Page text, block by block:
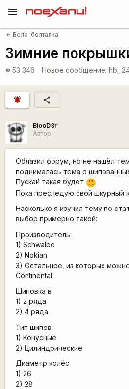
menu
arrow_back Вело-болталка
Зимние
visibility 53 346 Новое сообщение: hb_
notifications_active share
BlooD3r
Автор
Облазил форум, но не нашёл
поднималась тема о
Пускай такая будет
:)
Пока преследую свой шкурный
Насколько я изучил тему по
выбор примерно такой:
Производитель:
1) Schwalbe
2) Nokian
3) Остальное, из которых
Continental
Шиповка в:
1) 2 ряда
2) 4 ряда
Тип шипов:
1) Конусные
2) Цилиндрические
Диаметр колёс:
1) 26
2) 28